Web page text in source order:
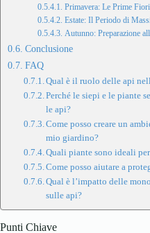
Primavera: Le Prime
Estate: Il Periodo di
Autunno: Preparazione
Conclusione
FAQ
Qual è il ruolo delle api
Perché le siepi e le piante
le api?
Come posso creare un
mio giardino?
Quali piante sono ideali
Come posso aiutare a
Qual è l’impatto delle
sulle api?
Punti Chiave